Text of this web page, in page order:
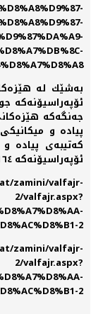
ئۆپەراسیۆنەكە
كەتیبەی پیادە
ئۆپەراسیۆنەكە ٤١٦٤ كەس بوو:
zamini/valfajr-
2/valfajr.aspx?
2
zamini/valfajr-
2/valfajr.aspx?
2